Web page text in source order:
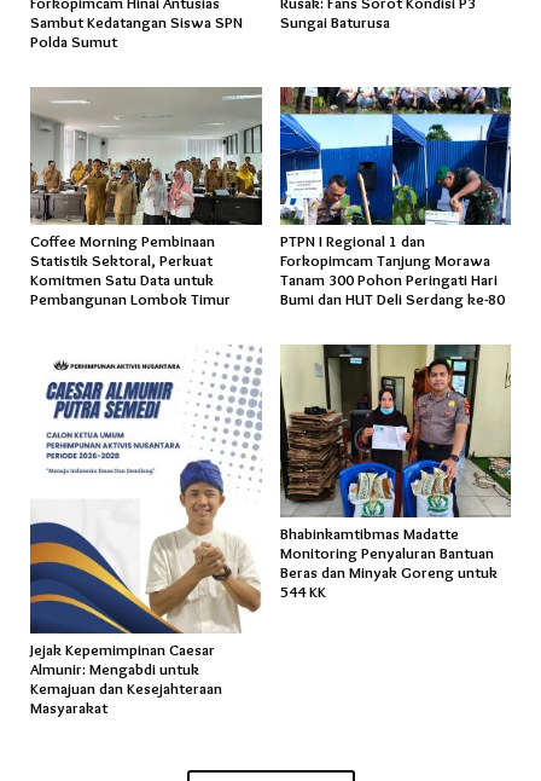
Sambut Kedatangan Siswa SPN
Polda Sumut
Sungai Baturusa
Coffee Morning Pembinaan
Statistik Sektoral, Perkuat
Komitmen Satu Data untuk
Pembangunan Lombok Timur
PTPN I Regional 1 dan
Forkopimcam Tanjung Morawa
Tanam 300 Pohon Peringati Hari
Bumi dan HUT Deli Serdang ke-80
Jejak Kepemimpinan Caesar
Almunir: Mengabdi untuk
Kemajuan dan Kesejahteraan
Masyarakat
Bhabinkamtibmas Madatte
Monitoring Penyaluran Bantuan
Beras dan Minyak Goreng untuk
544 KK